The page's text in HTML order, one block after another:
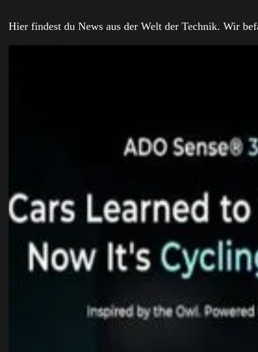
Hier findest du News aus der Welt der Technik. Wir